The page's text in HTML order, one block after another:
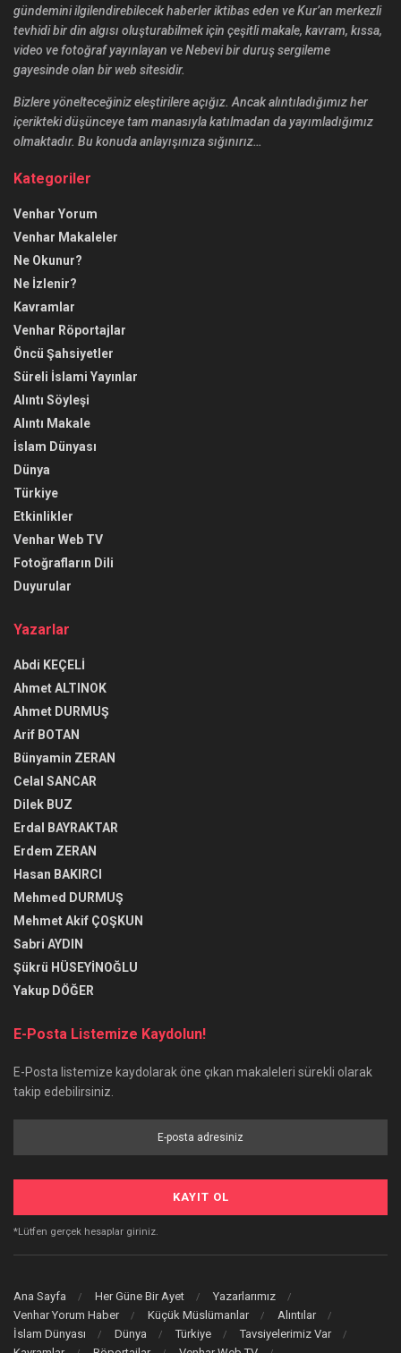
gündemini ilgilendirebilecek haberler iktibas eden ve Kur’an merkezli
tevhidi bir din algısı oluşturabilmek için çeşitli makale, kavram, kıssa,
video ve fotoğraf yayınlayan ve Nebevi bir duruş sergileme
gayesinde olan bir web sitesidir.
Bizlere yönelteceğiniz eleştirilere açığız. Ancak alıntıladığımız her
içerikteki düşünceye tam manasıyla katılmadan da yayımladığımız
olmaktadır. Bu konuda anlayışınıza sığınırız…
Kategoriler
Venhar Yorum
Venhar Makaleler
Ne Okunur?
Ne İzlenir?
Kavramlar
Venhar Röportajlar
Öncü Şahsiyetler
Süreli İslami Yayınlar
Alıntı Söyleşi
Alıntı Makale
İslam Dünyası
Dünya
Türkiye
Etkinlikler
Venhar Web TV
Fotoğrafların Dili
Duyurular
Yazarlar
Abdi KEÇELİ
Ahmet ALTINOK
Ahmet DURMUŞ
Arif BOTAN
Bünyamin ZERAN
Celal SANCAR
Dilek BUZ
Erdal BAYRAKTAR
Erdem ZERAN
Hasan BAKIRCI
Mehmed DURMUŞ
Mehmet Akif ÇOŞKUN
Sabri AYDIN
Şükrü HÜSEYİNOĞLU
Yakup DÖĞER
E-Posta Listemize Kaydolun!
E-Posta listemize kaydolarak öne çıkan makaleleri sürekli olarak
takip edebilirsiniz.
*Lütfen gerçek hesaplar giriniz.
Ana Sayfa Her Güne Bir Ayet
Yazarlarımız
Venhar Yorum Haber
Küçük Müslümanlar
Alıntılar
İslam Dünyası
Dünya Türkiye
Tavsiyelerimiz Var